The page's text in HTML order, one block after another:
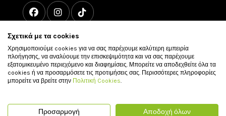
© 2011 - 2026 vour.gr All rights reserved
Σχετικά με τα cookies
Χρησιμοποιούμε cookies για να σας παρέχουμε καλύτερη εμπειρία
πλοήγησης, να αναλύουμε την επισκεψιμότητα και να σας παρέχουμε
εξατομικευμένο περιεχόμενο και διαφημίσεις. Μπορείτε να αποδεχθείτε όλα τα
cookies ή να προσαρμόσετε τις προτιμήσεις σας. Περισσότερες πληροφορίες
μπορείτε να βρείτε στην Πολιτική Cookies.
Προσαρμογή Αποδοχή όλων